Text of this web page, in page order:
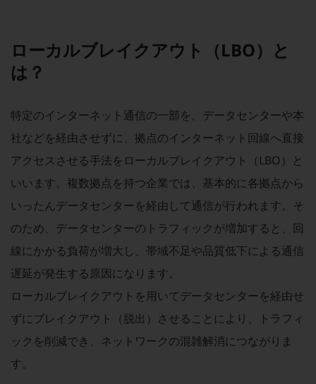
自治体
一次産業
モビリティ
製造・建設業
小売業
キーワードで探す
モバイルTOP
法人向けスマホ・携帯に関する、
おすすめの機種、料金やサービスをご紹介
製品
製品TOP
ビジネス向けスマートフォン
ローカルブレイクアウト（LBO）と
は？
特定のインターネット通信の一部を、データセンターや本
社などを経由させずに、拠点のインターネット回線へ直接
アクセスさせる手法をローカルブレイクアウト（LBO）と
いいます。複数拠点を持つ企業では、基本的に各拠点から
いったんデータセンターを経由して通信が行われます。そ
のため、データセンターのトラフィックが増加すると、回
線にかかる負荷が増大し、帯域不足や品質低下による通信
遅延が発生する原因になります。
ローカルブレイクアウトを用いてデータセンターを経由せ
ずにブレイクアウト（脱出）させることにより、トラフィ
ックを削減でき、ネットワークの混雑解消につながりま
す。